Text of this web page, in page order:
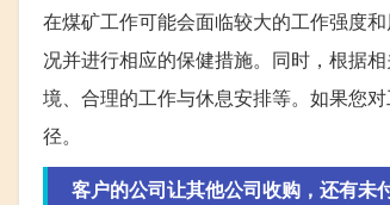
在煤矿工作可能会面临较大的工作强度
况并进行相应的保健措施。同时，根据
境、合理的工作与休息安排等。如果您
径。
客户的公司让其他公司收购，还有未